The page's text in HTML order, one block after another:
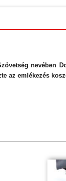
nevében
az emlékezés